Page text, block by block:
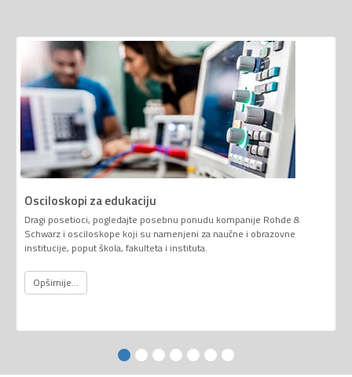
Osciloskopi za edukaciju
Dragi posetioci, pogledajte posebnu ponudu kompanije Rohde &
Schwarz i osciloskope koji su namenjeni za naučne i obrazovne
institucije, poput škola, fakulteta i instituta.
Opširnije...